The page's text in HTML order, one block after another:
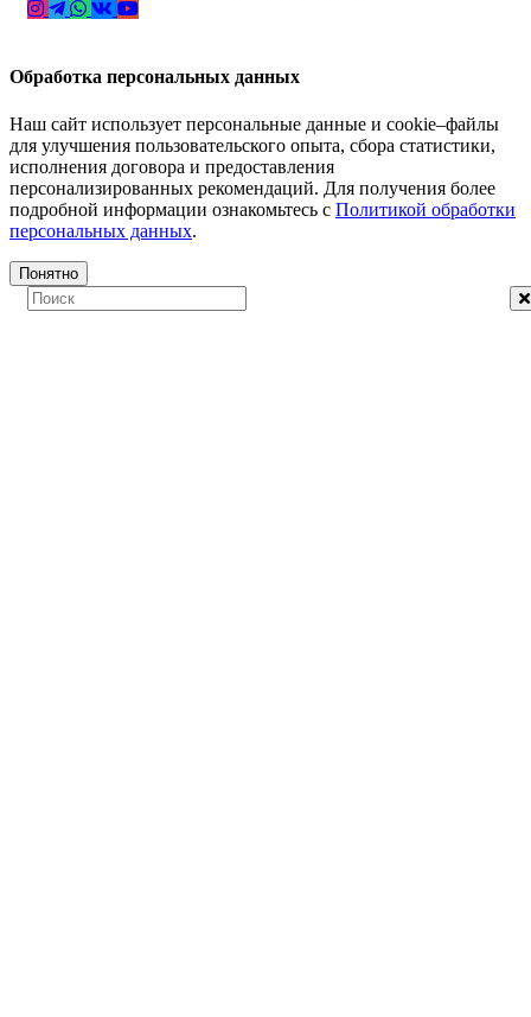
Обработка персональных данных
Наш сайт использует персональные данные и cookie–файлы
для улучшения пользовательского опыта, сбора статистики,
исполнения договора и предоставления
персонализированных рекомендаций. Для получения более
подробной информации ознакомьтесь с Политикой обработки
персональных данных.
Понятно